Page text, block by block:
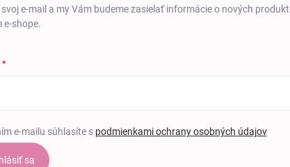
e-mail a my Vám budeme zasielať informácie o nových
e-shope.
e-mailu súhlasíte s podmienkami ochrany osobných údajov
sa